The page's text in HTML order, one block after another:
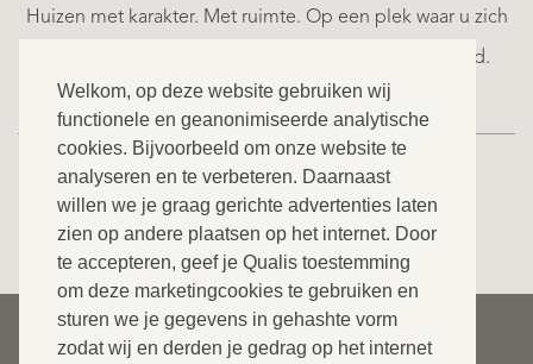
Welkom, op deze website gebruiken wij
functionele en geanonimiseerde analytische
cookies. Bijvoorbeeld om onze website te
analyseren en te verbeteren. Daarnaast
willen we je graag gerichte advertenties laten
zien op andere plaatsen op het internet. Door
te accepteren, geef je Qualis toestemming
om deze marketingcookies te gebruiken en
sturen we je gegevens in gehashte vorm
zodat wij en derden je gedrag op het internet
Huizen met karakter. Met ruimte. Op een plek waar u zich
helemaal thuis voelt. Ontdek ons exclusieve aanbod.
RUAYA
BEKIJK ONS VOLLEDIGE AANBOD
© 2026 Qualis International Realty